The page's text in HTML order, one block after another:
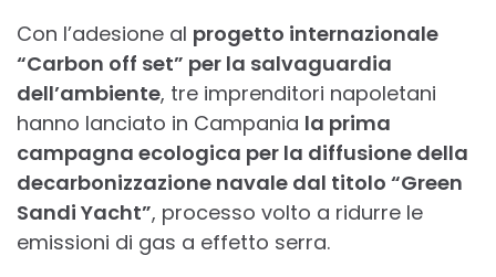
Con l’adesione al progetto internazionale
“Carbon off set” per la salvaguardia
dell’ambiente, tre imprenditori napoletani
hanno lanciato in Campania la prima
campagna ecologica per la diffusione della
decarbonizzazione navale dal titolo “Green
Sandi Yacht”, processo volto a ridurre le
emissioni di gas a effetto serra.